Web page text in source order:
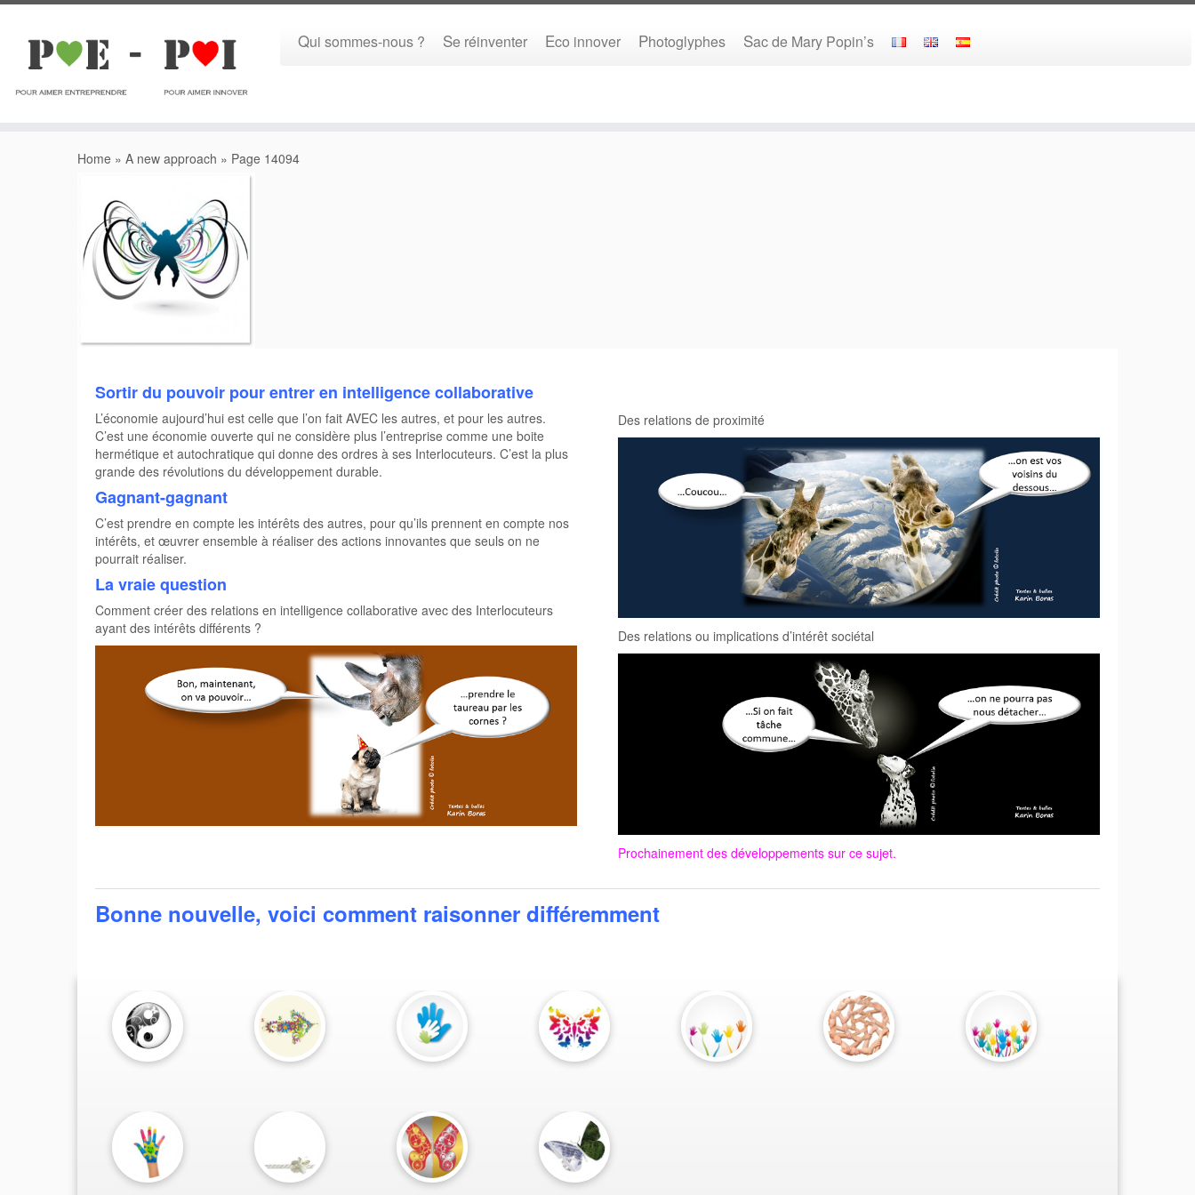
Qui sommes-nous ? Se réinventer Eco innover Photoglyphes Sac de Mary Popin’s
Home » A new approach » Page 14094
Sortir du pouvoir pour entrer en intelligence collaborative
L’économie aujourd’hui est celle que l’on fait AVEC les autres, et pour les autres.
C’est une économie ouverte qui ne considère plus l’entreprise comme une boite
hermétique et autochratique qui donne des ordres à ses Interlocuteurs. C’est la plus
grande des révolutions du développement durable.
Gagnant-gagnant
C’est prendre en compte les intérêts des autres, pour qu’ils prennent en compte nos
intérêts, et œuvrer ensemble à réaliser des actions innovantes que seuls on ne
pourrait réaliser.
La vraie question
Comment créer des relations en intelligence collaborative avec des Interlocuteurs
ayant des intérêts différents ?
Des relations de proximité
Des relations ou implications d’intérêt sociétal
Prochainement des développements sur ce sujet.
Bonne nouvelle, voici comment raisonner différemment